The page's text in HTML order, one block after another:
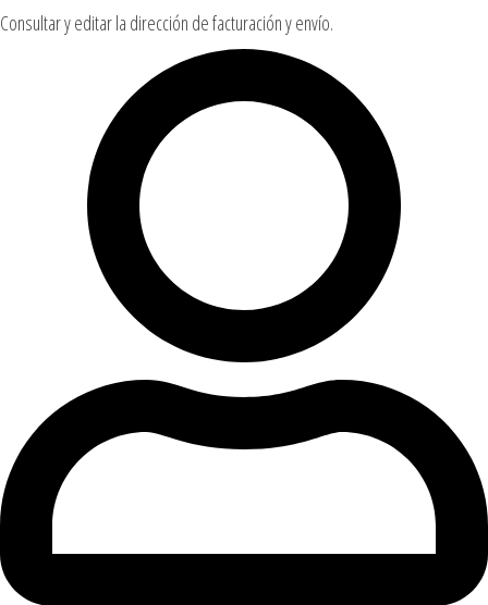
Consultar y editar la dirección de facturación y envío.